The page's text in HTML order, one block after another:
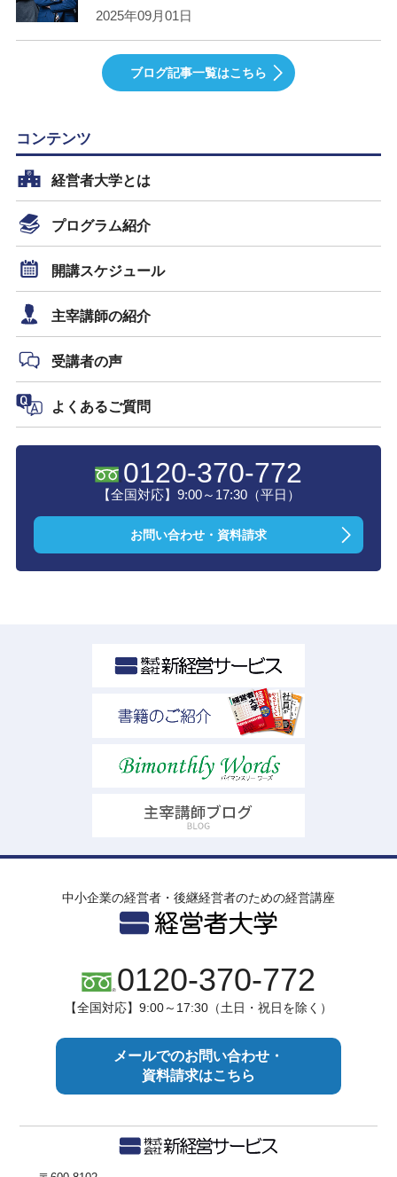
2025年09月01日
ブログ記事一覧はこちら
コンテンツ
経営者大学とは
プログラム紹介
開講スケジュール
主宰講師の紹介
受講者の声
よくあるご質問
0120-370-772
【全国対応】9:00～17:30（平日）
お問い合わせ・資料請求
中小企業の経営者・後継経営者のための経営講座
0120-370-772
【全国対応】9:00～17:30（土日・祝日を除く）
メールでのお問い合わせ・
資料請求はこちら